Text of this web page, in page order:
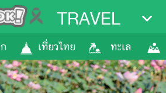
TRAVEL
เที่ยวไทย ทะเล